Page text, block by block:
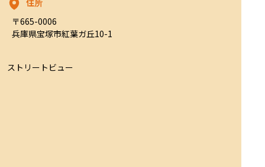
〒665-0006
兵庫県宝塚市紅葉ガ丘10-1
ストリートビュー